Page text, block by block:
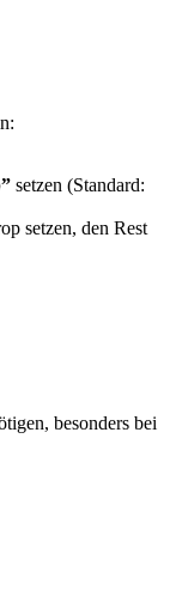
setzen (Standard:
setzen, den Rest
besonders bei